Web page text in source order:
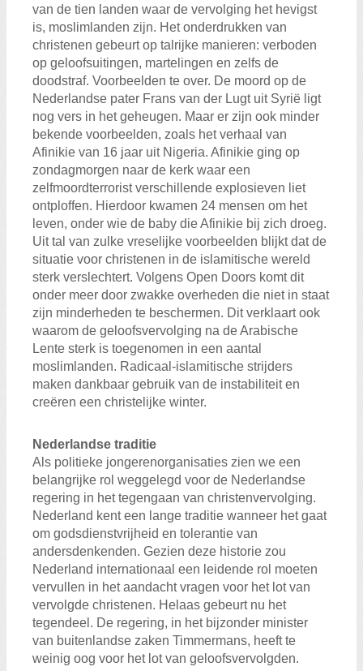
van de tien landen waar de vervolging het hevigst
is, moslimlanden zijn. Het onderdrukken van
christenen gebeurt op talrijke manieren: verboden
op geloofsuitingen, martelingen en zelfs de
doodstraf. Voorbeelden te over. De moord op de
Nederlandse pater Frans van der Lugt uit Syrië ligt
nog vers in het geheugen. Maar er zijn ook minder
bekende voorbeelden, zoals het verhaal van
Afinikie van 16 jaar uit Nigeria. Afinikie ging op
zondagmorgen naar de kerk waar een
zelfmoordterrorist verschillende explosieven liet
ontploffen. Hierdoor kwamen 24 mensen om het
leven, onder wie de baby die Afinikie bij zich droeg.
Uit tal van zulke vreselijke voorbeelden blijkt dat de
situatie voor christenen in de islamitische wereld
sterk verslechtert. Volgens Open Doors komt dit
onder meer door zwakke overheden die niet in staat
zijn minderheden te beschermen. Dit verklaart ook
waarom de geloofsvervolging na de Arabische
Lente sterk is toegenomen in een aantal
moslimlanden. Radicaal-islamitische strijders
maken dankbaar gebruik van de instabiliteit en
creëren een christelijke winter.
Nederlandse traditie
Als politieke jongerenorganisaties zien we een
belangrijke rol weggelegd voor de Nederlandse
regering in het tegengaan van christenvervolging.
Nederland kent een lange traditie wanneer het gaat
om godsdienstvrijheid en tolerantie van
andersdenkenden. Gezien deze historie zou
Nederland internationaal een leidende rol moeten
vervullen in het aandacht vragen voor het lot van
vervolgde christenen. Helaas gebeurt nu het
tegendeel. De regering, in het bijzonder minister
van buitenlandse zaken Timmermans, heeft te
weinig oog voor het lot van geloofsvervolgden.